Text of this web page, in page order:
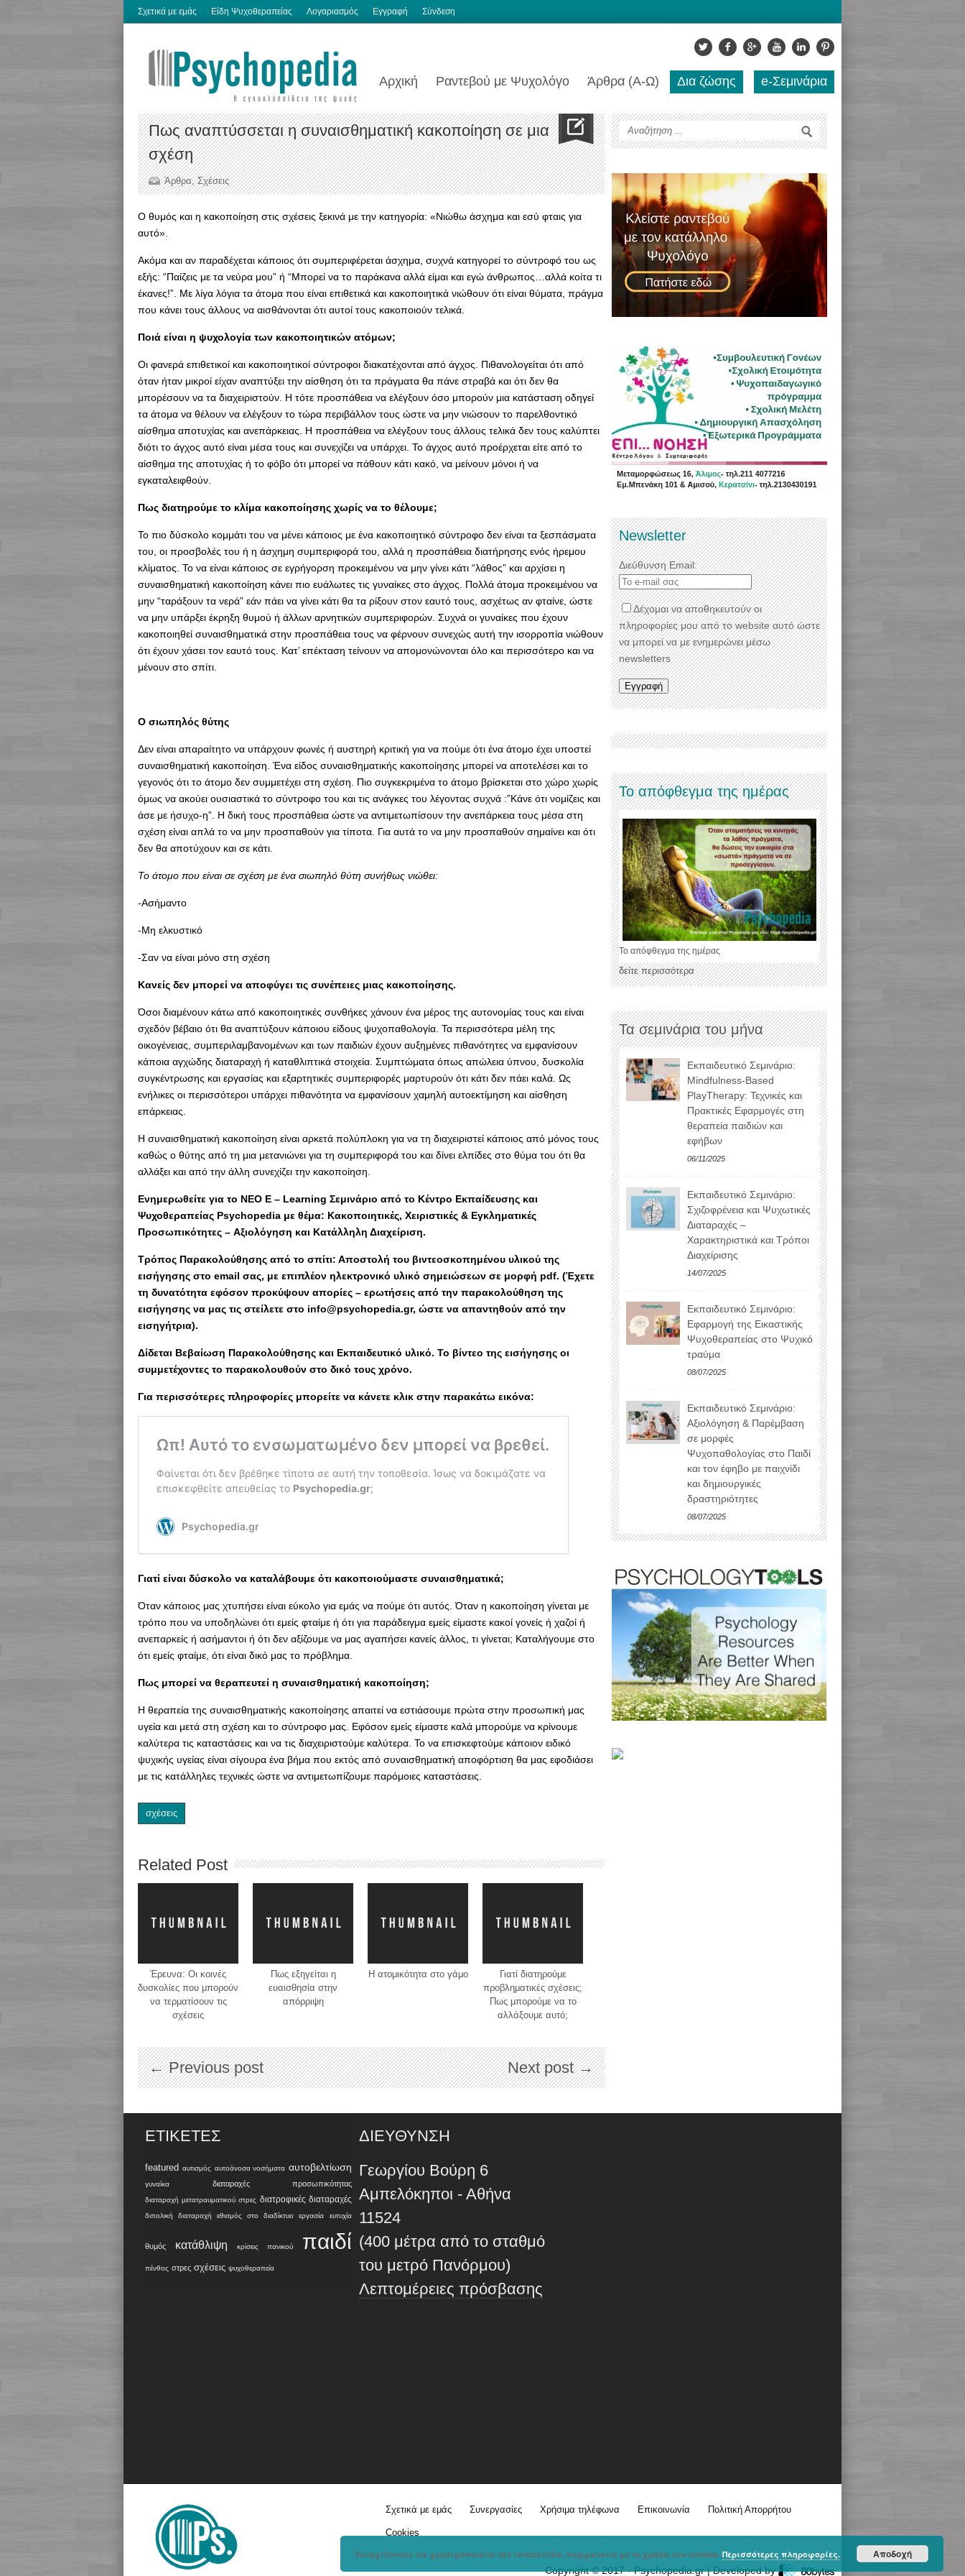
Σχετικά με εμάς Είδη Ψυχοθεραπείας Λογαριασμός Εγγραφή Σύνδεση
Αρχική Ραντεβού με Ψυχολόγο Άρθρα (Α-Ω) Δια ζώσης e-Σεμινάρια
Πως αναπτύσσεται η συναισθηματική κακοποίηση σε μια
σχέση
Άρθρα,Σχέσεις
Ο θυμός και η κακοποίηση στις σχέσεις ξεκινά με την κατηγορία: «Νιώθω άσχημα και εσύ φταις για
αυτό».
Ακόμα και αν παραδέχεται κάποιος ότι συμπεριφέρεται άσχημα, συχνά κατηγορεί το σύντροφό του ως
εξής: “Παίζεις με τα νεύρα μου” ή “Μπορεί να το παράκανα αλλά είμαι και εγώ άνθρωπος…αλλά κοίτα τι
έκανες!”. Με λίγα λόγια τα άτομα που είναι επιθετικά και κακοποιητικά νιώθουν ότι είναι θύματα, πράγμα
που κάνει τους άλλους να αισθάνονται ότι αυτοί τους κακοποιούν τελικά.
Ποιά είναι η ψυχολογία των κακοποιητικών ατόμων;
Οι φανερά επιθετικοί και κακοποιητικοί σύντροφοι διακατέχονται από άγχος. Πιθανολογείται ότι από
όταν ήταν μικροί είχαν αναπτύξει την αίσθηση ότι τα πράγματα θα πάνε στραβά και ότι δεν θα
μπορέσουν να τα διαχειριστούν. Η τότε προσπάθεια να ελέγξουν όσο μπορούν μια κατάσταση οδηγεί
τα άτομα να θέλουν να ελέγξουν το τώρα περιβάλλον τους ώστε να μην νιώσουν το παρελθοντικό
αίσθημα αποτυχίας και ανεπάρκειας. Η προσπάθεια να ελέγξουν τους άλλους τελικά δεν τους καλύπτει
διότι το άγχος αυτό είναι μέσα τους και συνεχίζει να υπάρχει. Το άγχος αυτό προέρχεται είτε από το
αίσθημα της αποτυχίας ή το φόβο ότι μπορεί να πάθουν κάτι κακό, να μείνουν μόνοι ή να
εγκαταλειφθούν.
Πως διατηρούμε το κλίμα κακοποίησης χωρίς να το θέλουμε;
Το πιο δύσκολο κομμάτι του να μένει κάποιος με ένα κακοποιητικό σύντροφο δεν είναι τα ξεσπάσματα
του, οι προσβολές του ή η άσχημη συμπεριφορά του, αλλά η προσπάθεια διατήρησης ενός ήρεμου
κλίματος. Το να είναι κάποιος σε εγρήγορση προκειμένου να μην γίνει κάτι “λάθος” και αρχίσει η
συναισθηματική κακοποίηση κάνει πιο ευάλωτες τις γυναίκες στο άγχος. Πολλά άτομα προκειμένου να
μην “ταράξουν τα νερά” εάν πάει να γίνει κάτι θα τα ρίξουν στον εαυτό τους, ασχέτως αν φταίνε, ώστε
να μην υπάρξει έκρηξη θυμού ή άλλων αρνητικών συμπεριφορών. Συχνά οι γυναίκες που έχουν
κακοποιηθεί συναισθηματικά στην προσπάθεια τους να φέρνουν συνεχώς αυτή την ισορροπία νιώθουν
ότι έχουν χάσει τον εαυτό τους. Κατ’ επέκταση τείνουν να απομονώνονται όλο και περισσότερο και να
μένουν στο σπίτι.
Ο σιωπηλός θύτης
Δεν είναι απαραίτητο να υπάρχουν φωνές ή αυστηρή κριτική για να πούμε ότι ένα άτομο έχει υποστεί
συναισθηματική κακοποίηση. Ένα είδος συναισθηματικής κακοποίησης μπορεί να αποτελέσει και το
γεγονός ότι το άτομο δεν συμμετέχει στη σχέση. Πιο συγκεκριμένα το άτομο βρίσκεται στο χώρο χωρίς
όμως να ακούει ουσιαστικά το σύντροφο του και τις ανάγκες του λέγοντας συχνά :”Κάνε ότι νομίζεις και
άσε με ήσυχο-η”. Η δική τους προσπάθεια ώστε να αντιμετωπίσουν την ανεπάρκεια τους μέσα στη
σχέση είναι απλά το να μην προσπαθούν για τίποτα. Για αυτά το να μην προσπαθούν σημαίνει και ότι
δεν θα αποτύχουν και σε κάτι.
Το άτομο που είναι σε σχέση με ένα σιωπηλό θύτη συνήθως νιώθει:
-Ασήμαντο
-Μη ελκυστικό
-Σαν να είναι μόνο στη σχέση
Κανείς δεν μπορεί να αποφύγει τις συνέπειες μιας κακοποίησης.
Όσοι διαμένουν κάτω από κακοποιητικές συνθήκες χάνουν ένα μέρος της αυτονομίας τους και είναι
σχεδόν βέβαιο ότι θα αναπτύξουν κάποιου είδους ψυχοπαθολογία. Τα περισσότερα μέλη της
οικογένειας, συμπεριλαμβανομένων και των παιδιών έχουν αυξημένες πιθανότητες να εμφανίσουν
κάποια αγχώδης διαταραχή ή καταθλιπτικά στοιχεία. Συμπτώματα όπως απώλεια ύπνου, δυσκολία
συγκέντρωσης και εργασίας και εξαρτητικές συμπεριφορές μαρτυρούν ότι κάτι δεν πάει καλά. Ως
ενήλικες οι περισσότεροι υπάρχει πιθανότητα να εμφανίσουν χαμηλή αυτοεκτίμηση και αίσθηση
επάρκειας.
Η συναισθηματική κακοποίηση είναι αρκετά πολύπλοκη για να τη διαχειριστεί κάποιος από μόνος τους
καθώς ο θύτης από τη μια μετανιώνει για τη συμπεριφορά του και δίνει ελπίδες στο θύμα του ότι θα
αλλάξει και από την άλλη συνεχίζει την κακοποίηση.
Eνημερωθείτε για το ΝΕΟ E – Learning Σεμινάριο από το Κέντρο Εκπαίδευσης και
Ψυχοθεραπείας Psychopedia με θέμα: Κακοποιητικές, Χειριστικές & Εγκληματικές
Προσωπικότητες – Aξιολόγηση και Κατάλληλη Διαχείριση.
Τρόπος Παρακολούθησης από το σπίτι: Αποστολή του βιντεοσκοπημένου υλικού της
εισήγησης στο email σας, με επιπλέον ηλεκτρονικό υλικό σημειώσεων σε μορφή pdf. (Έχετε
τη δυνατότητα εφόσον προκύψουν απορίες – ερωτήσεις από την παρακολούθηση της
εισήγησης να μας τις στείλετε στο info@psychopedia.gr, ώστε να απαντηθούν από την
εισηγήτρια).
Δίδεται Βεβαίωση Παρακολούθησης και Εκπαιδευτικό υλικό. Το βίντεο της εισήγησης οι
συμμετέχοντες το παρακολουθούν στο δικό τους χρόνο.
Για περισσότερες πληροφορίες μπορείτε να κάνετε κλικ στην παρακάτω εικόνα:
Γιατί είναι δύσκολο να καταλάβουμε ότι κακοποιούμαστε συναισθηματικά;
Όταν κάποιος μας χτυπήσει είναι εύκολο για εμάς να πούμε ότι αυτός. Όταν η κακοποίηση γίνεται με
τρόπο που να υποδηλώνει ότι εμείς φταίμε ή ότι για παράδειγμα εμείς είμαστε κακοί γονείς ή χαζοί ή
ανεπαρκείς ή ασήμαντοι ή ότι δεν αξίζουμε να μας αγαπήσει κανείς άλλος, τι γίνεται; Καταλήγουμε στο
ότι εμείς φταίμε, ότι είναι δικό μας το πρόβλημα.
Πως μπορεί να θεραπευτεί η συναισθηματική κακοποίηση;
Η θεραπεία της συναισθηματικής κακοποίησης απαιτεί να εστιάσουμε πρώτα στην προσωπική μας
υγεία και μετά στη σχέση και το σύντροφο μας. Εφόσον εμείς είμαστε καλά μπορούμε να κρίνουμε
καλύτερα τις καταστάσεις και να τις διαχειριστούμε καλύτερα. Το να επισκεφτούμε κάποιον ειδικό
ψυχικής υγείας είναι σίγουρα ένα βήμα που εκτός από συναισθηματική αποφόρτιση θα μας εφοδιάσει
με τις κατάλληλες τεχνικές ώστε να αντιμετωπίζουμε παρόμοιες καταστάσεις.
σχέσεις
Related Post
Έρευνα: Oι κοινές
δυσκολίες που μπορούν
να τερματίσουν τις
σχέσεις
Πως εξηγείται η
ευαισθησία στην
απόρριψη
Η ατομικότητα στο γάμο
Γιατί διατηρούμε
προβληματικές σχέσεις;
Πως μπορούμε να το
αλλάξουμε αυτό;
← Previous post Next post →
Newsletter
Διεύθυνση Email:
Δέχομαι να αποθηκευτούν οι
πληροφορίες μου από το website αυτό ώστε
να μπορεί να με ενημερώνει μέσω
newsletters
Το απόφθεγμα της ημέρας
Το απόφθεγμα της ημέρας
δείτε περισσότερα
Τα σεμινάρια του μήνα
Εκπαιδευτικό Σεμινάριο:
Mindfulness-Based
PlayTherapy: Τεχνικές και
Πρακτικές Εφαρμογές στη
θεραπεία παιδιών και
εφήβων
06/11/2025
Εκπαιδευτικό Σεμινάριο:
Σχιζοφρένεια και Ψυχωτικές
Διαταραχές –
Χαρακτηριστικά και Τρόποι
Διαχείρισης
14/07/2025
Εκπαιδευτικό Σεμινάριο:
Εφαρμογή της Εικαστικής
Ψυχοθεραπείας στο Ψυχικό
τραύμα
08/07/2025
Εκπαιδευτικό Σεμινάριο:
Αξιολόγηση & Παρέμβαση
σε μορφές
Ψυχοπαθολογίας στο Παιδί
και τον έφηβο με παιχνίδι
και δημιουργικές
δραστηριότητες
08/07/2025
ΕΤΙΚΈΤΕΣ
featured αυτισμός αυτοάνοσα νοσήματα αυτοβελτίωση
γυναίκα διαταραχές προσωπικότητας
διαταραχή μετατραυματικού στρες διατροφικές διαταραχές
διπολική διαταραχή εθισμός στο διαδίκτυο εργασία ευτυχία
θυμός κατάθλιψη κρίσεις πανικού παιδί
πένθος στρες σχέσεις ψυχοθεραπεία
ΔΙΕΥΘΥΝΣΗ
Γεωργίου Βούρη 6
Αμπελόκηποι - Αθήνα
11524
(400 μέτρα από το σταθμό
του μετρό Πανόρμου)
Λεπτομέρειες πρόσβασης
Σχετικά με εμάς Συνεργασίες Χρήσιμα τηλέφωνα Επικοινωνία Πολιτική Απορρήτου
Cookies
Copyright © 2017 - Psychopedia.gr | Developed by
Συνεχίζοντας να χρησιμοποιείτε την ιστοσελίδα, συμφωνείτε με τη χρήση των cookies. Περισσότερες πληροφορίες. Αποδοχή